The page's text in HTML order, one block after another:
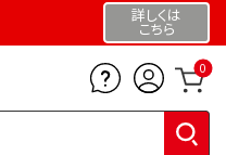
詳しくは
こちら
0